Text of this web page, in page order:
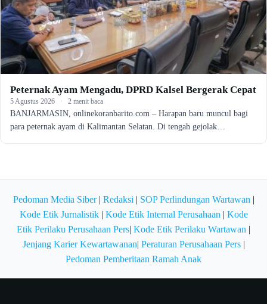
Peternak Ayam Mengadu, DPRD Kalsel Bergerak Cepat
5 Agustus 2026 · 2 menit baca
BANJARMASIN, onlinekoranbarito.com – Harapan baru muncul bagi
para peternak ayam di Kalimantan Selatan. Di tengah gejolak…
Pedoman Media Siber| Redaksi | SOP Perlindungan Wartawan |
Kode Etik Jurnalistik| Kode Etik Internal Perusahaan | Kode
Etik Perilaku Perusahaan Pers| Kode Etik Perilaku Wartawan |
Jenjang Karier Kewartawanan| Peraturan Perusahaan Pers|
Pedoman Pemberitaan Ramah Anak